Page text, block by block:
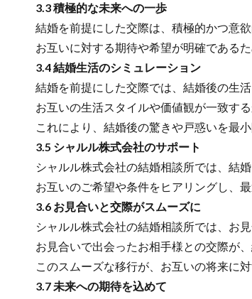
3.3 積極的な未来への一歩
結婚を前提にした交際は、積極的かつ意
お互いに対する期待や希望が明確である
3.4 結婚生活のシミュレーション
結婚を前提にした交際では、結婚後の生
お互いの生活スタイルや価値観が一致す
これにより、結婚後の驚きや戸惑いを最
3.5 シャルル株式会社のサポート
シャルル株式会社の結婚相談所では、結
お互いのご希望や条件をヒアリングし、
3.6 お見合いと交際がスムーズに
シャルル株式会社の結婚相談所では、お
お見合いで出会ったお相手様との交際が
このスムーズな移行が、お互いの将来に対
3.7 未来への期待を込めて